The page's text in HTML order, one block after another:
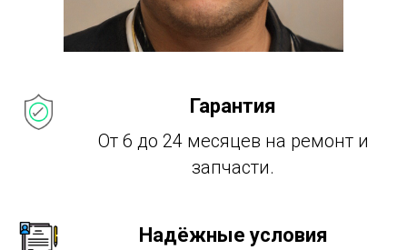
Гарантия
От 6 до 24 месяцев на ремонт и
запчасти.
Надёжные условия